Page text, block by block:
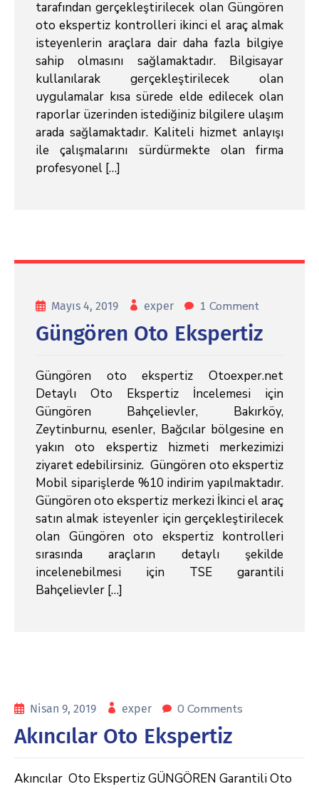
tarafından gerçekleştirilecek olan Güngören
oto ekspertiz kontrolleri ikinci el araç almak
isteyenlerin araçlara dair daha fazla bilgiye
sahip olmasını sağlamaktadır. Bilgisayar
kullanılarak gerçekleştirilecek olan
uygulamalar kısa sürede elde edilecek olan
raporlar üzerinden istediğiniz bilgilere ulaşım
arada sağlamaktadır. Kaliteli hizmet anlayışı
ile çalışmalarını sürdürmekte olan firma
profesyonel […]
Mayıs 4, 2019 exper 1 Comment
Güngören Oto Ekspertiz
Güngören oto ekspertiz Otoexper.net
Detaylı Oto Ekspertiz İncelemesi için
Güngören Bahçelievler, Bakırköy,
Zeytinburnu, esenler, Bağcılar bölgesine en
yakın oto ekspertiz hizmeti merkezimizi
ziyaret edebilirsiniz. Güngören oto ekspertiz
Mobil siparişlerde %10 indirim yapılmaktadır.
Güngören oto ekspertiz merkezi İkinci el araç
satın almak isteyenler için gerçekleştirilecek
olan Güngören oto ekspertiz kontrolleri
sırasında araçların detaylı şekilde
incelenebilmesi için TSE garantili
Bahçelievler […]
Nisan 9, 2019 exper 0 Comments
Akıncılar Oto Ekspertiz
Akıncılar Oto Ekspertiz GÜNGÖREN Garantili Oto